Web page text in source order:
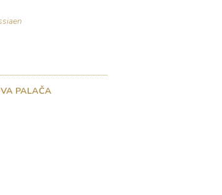
PALAČA